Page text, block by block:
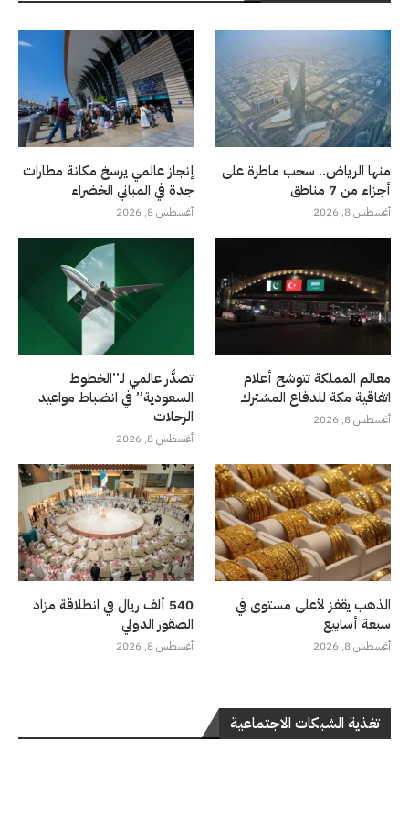
منها الرياض.. سحب ماطرة على
أجزاء من 7 مناطق
أغسطس 8, 2026
إنجاز عالمي يرسخ مكانة مطارات
جدة في المباني الخضراء
أغسطس 8, 2026
معالم المملكة تتوشح أعلام
اتفاقية مكة للدفاع المشترك
أغسطس 8, 2026
تصدُّر عالمي لـ”الخطوط
السعودية” في انضباط مواعيد
الرحلات
أغسطس 8, 2026
الذهب يقفز لأعلى مستوى في
سبعة أسابيع
أغسطس 8, 2026
540 ألف ريال في انطلاقة مزاد
الصقور الدولي
أغسطس 8, 2026
تغذية الشبكات الاجتماعية